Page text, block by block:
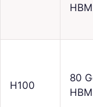
H100
80